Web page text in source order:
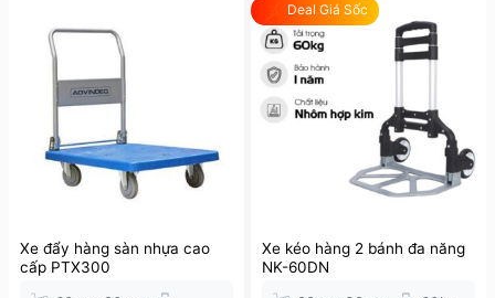
Xe đẩy hàng sàn nhựa cao
cấp PTX300
Deal Giá Sốc
Xe kéo hàng 2 bánh đa năng
NK-60DN